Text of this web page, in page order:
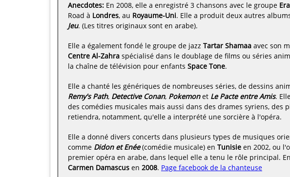
Anecdotes: En 2008, elle a enregistré 3 chansons avec le groupe Era
Road à Londres, au Royaume-Uni. Elle a produit deux autres
Jeu. (Les titres originaux sont en arabe).
Elle a également fondé le groupe de jazz Tartar Shamaa avec son
Centre Al-Zahra spécialisé dans le doublage de films ou séries
la chaîne de télévision pour enfants Space Tone.
Elle a chanté les génériques de nombreuses séries, de dessins
Remy's Path, Detective Conan, Pokemonet Le Pacte entre Amis.
des comédies musicales mais aussi dans des drames syriens, des
retiendra, notamment, qu'elle a interprété une sorcière à l'opéra.
Elle a donné divers concerts dans plusieurs types de musiques
comme Didon et Enée(comédie musicale) en Tunisie en 2002, ou
premier opéra en arabe, dans lequel elle a tenu le rôle principal.
Carmen Damascus en 2008. Page facebook de la chanteuse